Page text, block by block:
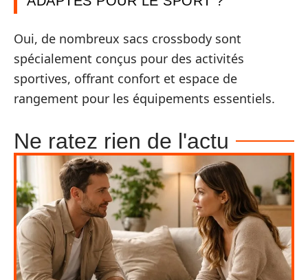
Oui, de nombreux sacs crossbody sont
spécialement conçus pour des activités
sportives, offrant confort et espace de
rangement pour les équipements essentiels.
Ne ratez rien de l'actu